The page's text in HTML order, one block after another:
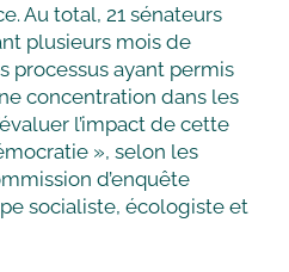
Au total, 21 sénateurs
plusieurs mois de
processus ayant permis
concentration dans les
l’impact de cette
», selon les
d’enquête
socialiste, écologiste et